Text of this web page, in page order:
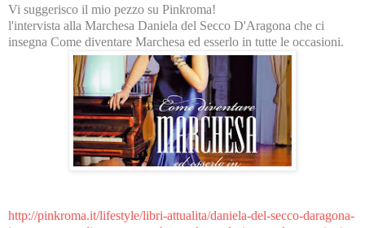
Vi suggerisco il mio pezzo su Pinkroma!
l'intervista alla Marchesa Daniela del Secco D'Aragona che ci
insegna Come diventare Marchesa ed esserlo in tutte le occasioni.
http://pinkroma.it/lifestyle/libri-attualita/daniela-del-secco-daragona-